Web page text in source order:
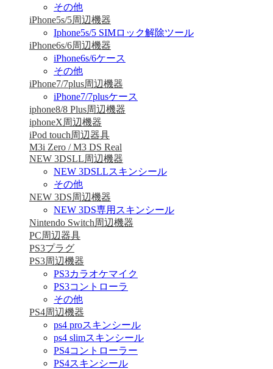
その他
iPhone5s/5周辺機器
Iphone5s/5 SIMロック解除ツール
iPhone6s/6周辺機器
iPhone6s/6ケース
その他
iPhone7/7plus周辺機器
iPhone7/7plusケース
iphone8/8 Plus周辺機器
iphoneX周辺機器
iPod touch周辺器具
M3i Zero / M3 DS Real
NEW 3DSLL周辺機器
NEW 3DSLLスキンシール
その他
NEW 3DS周辺機器
NEW 3DS専用スキンシール
Nintendo Switch周辺機器
PC周辺器具
PS3プラグ
PS3周辺機器
PS3カラオケマイク
PS3コントローラ
その他
PS4周辺機器
ps4 proスキンシール
ps4 slimスキンシール
PS4コントローラー
PS4スキンシール